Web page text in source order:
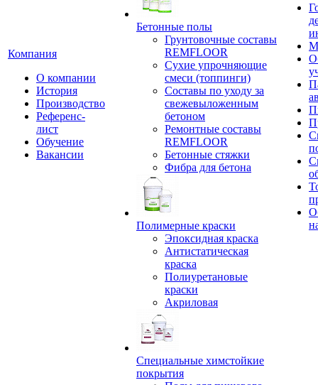
Компания
О компании
История
Производство
Референс-
лист
Обучение
Вакансии
Бетонные полы
Грунтовочные составы
REMFLOOR
Сухие упрочняющие
смеси (топпинги)
Составы по уходу за
свежевыложенным
бетоном
Ремонтные составы
REMFLOOR
Бетонные стяжки
Фибра для бетона
Полимерные краски
Эпоксидная краска
Антистатическая
краска
Полиуретановые
краски
Акриловая
Специальные химстойкие
покрытия